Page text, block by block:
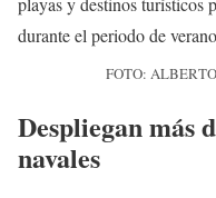
FOTO:
Despliegan más
navales